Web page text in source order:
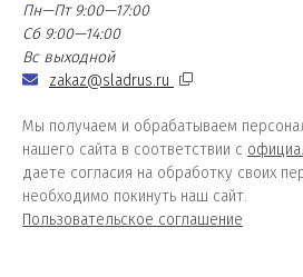
Пн—Пт 9:00—17:00
Сб 9:00—14:00
Вс выходной
zakaz@sladrus.ru
Мы получаем и обрабатываем
нашего сайта в соответствии с
даете согласия на обработку своих
необходимо покинуть наш сайт.
Пользовательское соглашение